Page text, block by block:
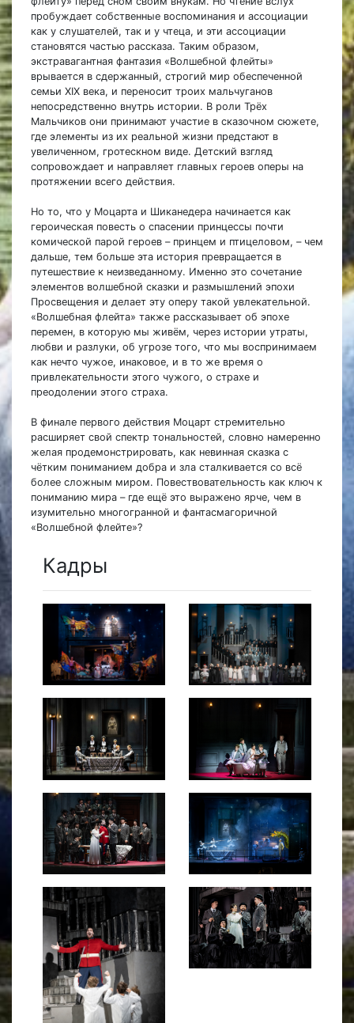
пробуждает собственные воспоминания и ассоциации
как у слушателей, так и у чтеца, и эти ассоциации
становятся частью рассказа. Таким образом,
экстравагантная фантазия «Волшебной флейты»
врывается в сдержанный, строгий мир обеспеченной
семьи XIX века, и переносит троих мальчуганов
непосредственно внутрь истории. В роли Трёх
Мальчиков они принимают участие в сказочном сюжете,
где элементы из их реальной жизни предстают в
увеличенном, гротескном виде. Детский взгляд
сопровождает и направляет главных героев оперы на
протяжении всего действия.
Но то, что у Моцарта и Шиканедера начинается как
героическая повесть о спасении принцессы почти
комической парой героев – принцем и птицеловом, – чем
дальше, тем больше эта история превращается в
путешествие к неизведанному. Именно это сочетание
элементов волшебной сказки и размышлений эпохи
Просвещения и делает эту оперу такой увлекательной.
«Волшебная флейта» также рассказывает об эпохе
перемен, в которую мы живём, через истории утраты,
любви и разлуки, об угрозе того, что мы воспринимаем
как нечто чужое, инаковое, и в то же время о
привлекательности этого чужого, о страхе и
преодолении этого страха.
В финале первого действия Моцарт стремительно
расширяет свой спектр тональностей, словно намеренно
желая продемонстрировать, как невинная сказка с
чётким пониманием добра и зла сталкивается со всё
более сложным миром. Повествовательность как ключ к
пониманию мира – где ещё это выражено ярче, чем в
изумительно многогранной и фантасмагоричной
«Волшебной флейте»?
Кадры